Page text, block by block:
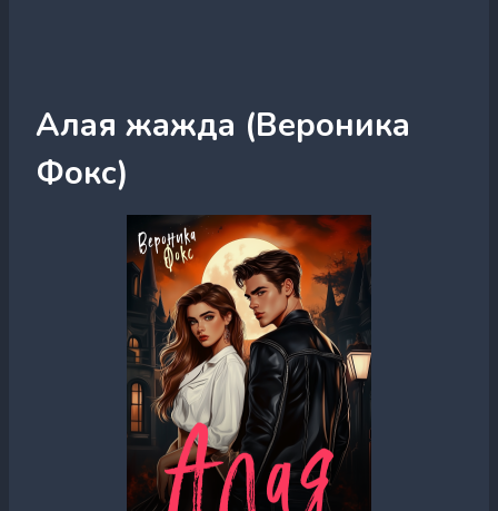
Алая жажда (Вероника
Фокс)